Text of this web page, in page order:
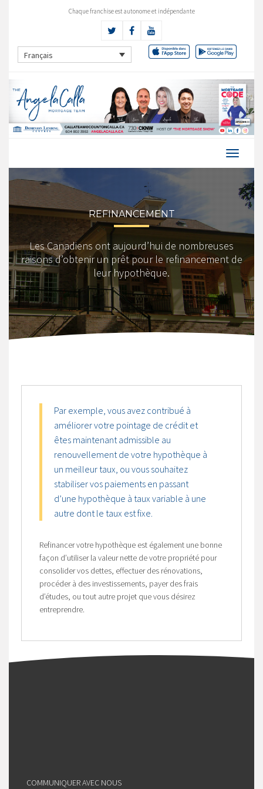
Chaque franchise est autonome et indépendante
Français
REFINANCEMENT
Les Canadiens ont aujourd’hui de nombreuses
raisons d’obtenir un prêt pour le refinancement de
leur hypothèque.
Par exemple, vous avez contribué à
améliorer votre pointage de crédit et
êtes maintenant admissible au
renouvellement de votre hypothèque à
un meilleur taux, ou vous souhaitez
stabiliser vos paiements en passant
d’une hypothèque à taux variable à une
autre dont le taux est fixe.
Refinancer votre hypothèque est également une bonne
façon d’utiliser la valeur nette de votre propriété pour
consolider vos dettes, effectuer des rénovations,
procéder à des investissements, payer des frais
d’études, ou tout autre projet que vous désirez
entreprendre.
COMMUNIQUER AVEC NOUS